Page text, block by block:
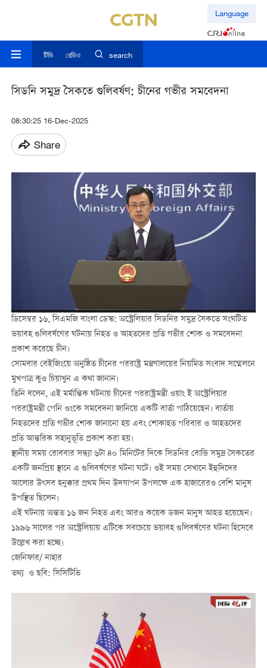
Language
টিভি রেডিও search
সিডনি সমুদ্র সৈকতে গুলিবর্ষণ: চীনের গভীর সমবেদনা
08:30:25 16-Dec-2025
Share
ডিসেম্বর ১৬, সিএমজি বাংলা ডেস্ক: অস্ট্রেলিয়ার সিডনির সমুদ্র সৈকতে সংঘটিত
ভয়াবহ গুলিবর্ষণের ঘটনায় নিহত ও আহতদের প্রতি গভীর শোক ও সমবেদনা
প্রকাশ করেছে চীন।
সোমবার বেইজিংয়ে অনুষ্ঠিত চীনের পররাষ্ট্র মন্ত্রণালয়ের নিয়মিত সংবাদ সম্মেলনে
মুখপাত্র কুও চিয়াখুন এ কথা জানান।
তিনি বলেন, এই মর্মান্তিক ঘটনায় চীনের পররাষ্ট্রমন্ত্রী ওয়াং ই অস্ট্রেলিয়ার
পররাষ্ট্রমন্ত্রী পেনি ওংকে সমবেদনা জানিয়ে একটি বার্তা পাঠিয়েছেন। বার্তায়
নিহতদের প্রতি গভীর শোক জানানো হয় এবং শোকাহত পরিবার ও আহতদের
প্রতি আন্তরিক সহানুভূতি প্রকাশ করা হয়।
স্থানীয় সময় রোববার সন্ধ্যা ৬টা ৪০ মিনিটের দিকে সিডনির বোন্ডি সমুদ্র সৈকতের
একটি জনপ্রিয় স্থানে এ গুলিবর্ষণের ঘটনা ঘটে। ওই সময় সেখানে ইহুদিদের
আলোর উৎসব হনুক্কার প্রথম দিন উদযাপন উপলক্ষে এক হাজারেরও বেশি মানুষ
উপস্থিত ছিলেন।
এই ঘটনায় অন্তত ১৬ জন নিহত এবং আরও কয়েক ডজন মানুষ আহত হয়েছেন।
১৯৯৬ সালের পর অস্ট্রেলিয়ায় এটিকে সবচেয়ে ভয়াবহ গুলিবর্ষণের ঘটনা হিসেবে
উল্লেখ করা হচ্ছে।
জেনিফার/ নাহার
তথ্য ও ছবি: সিসিটিভি